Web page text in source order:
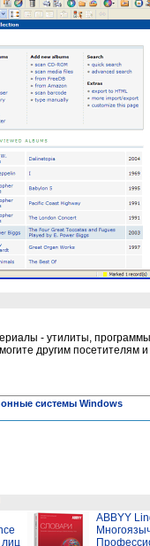
- утилиты,
другим посетителям
системы Windows
ABBYY